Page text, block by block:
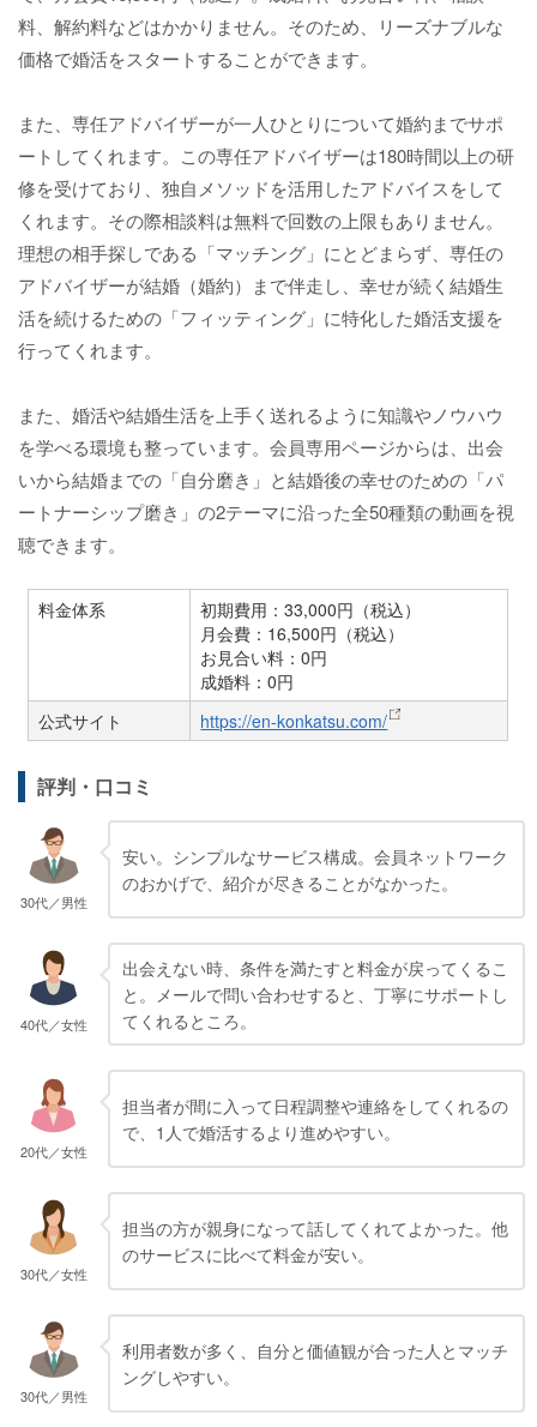
料、解約料などはかかりません。そのため、リーズナブルな
価格で婚活をスタートすることができます。
また、専任アドバイザーが一人ひとりについて婚約までサポ
ートしてくれます。この専任アドバイザーは180時間以上の研
修を受けており、独自メソッドを活用したアドバイスをして
くれます。その際相談料は無料で回数の上限もありません。
理想の相手探しである「マッチング」にとどまらず、専任の
アドバイザーが結婚（婚約）まで伴走し、幸せが続く結婚生
活を続けるための「フィッティング」に特化した婚活支援を
行ってくれます。
また、婚活や結婚生活を上手く送れるように知識やノウハウ
を学べる環境も整っています。会員専用ページからは、出会
いから結婚までの「自分磨き」と結婚後の幸せのための「パ
ートナーシップ磨き」の2テーマに沿った全50種類の動画を視
聴できます。
料金体系
初期費用：33,000円（税込）
月会費：16,500円（税込）
お見合い料：0円
成婚料：0円
公式サイト
https://en-konkatsu.com/
評判・口コミ
30代／男性
安い。シンプルなサービス構成。会員ネットワーク
のおかげで、紹介が尽きることがなかった。
40代／女性
出会えない時、条件を満たすと料金が戻ってくるこ
と。メールで問い合わせすると、丁寧にサポートし
てくれるところ。
20代／女性
担当者が間に入って日程調整や連絡をしてくれるの
で、1人で婚活するより進めやすい。
30代／女性
担当の方が親身になって話してくれてよかった。他
のサービスに比べて料金が安い。
30代／男性
利用者数が多く、自分と価値観が合った人とマッチ
ングしやすい。